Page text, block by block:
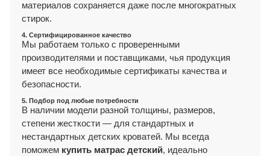
материалов сохраняется даже после многократных
стирок.
4. Сертифицированное качество
Мы работаем только с проверенными
производителями и поставщиками, чья продукция
имеет все необходимые сертификаты качества и
безопасности.
5. Подбор под любые потребности
В наличии модели разной толщины, размеров,
степени жесткости — для стандартных и
нестандартных детских кроватей. Мы всегда
поможем купить матрас детский, идеально